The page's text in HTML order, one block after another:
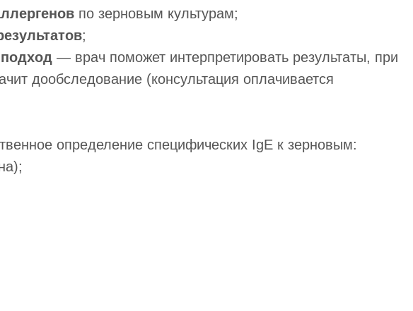
по зерновым культурам;
;
— врач поможет интерпретировать результаты, при
дообследование (консультация оплачивается
определение специфических IgE к зерновым: